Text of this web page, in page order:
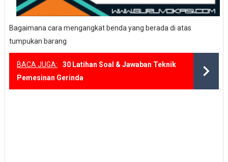
Bagaimana cara mengangkat benda yang berada di atas
tumpukan barang
BACA JUGA:
30 Latihan Soal & Jawaban Teknik
Pemesinan Gerinda